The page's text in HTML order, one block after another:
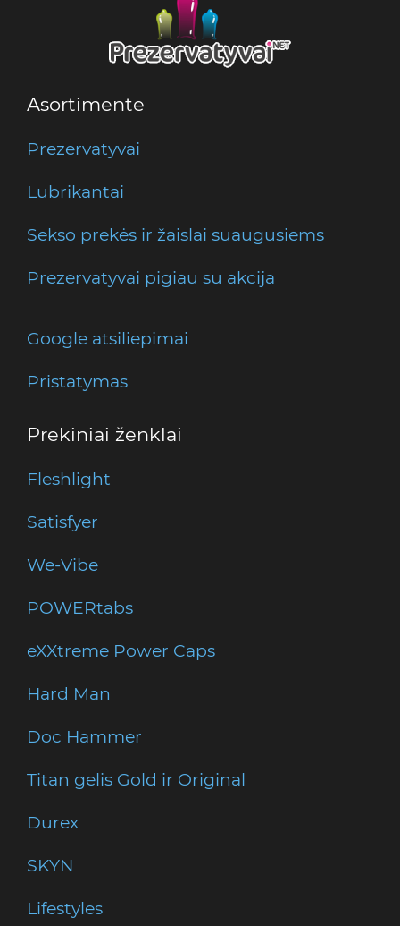
Asortimente
Prezervatyvai
Lubrikantai
Sekso prekės ir žaislai suaugusiems
Prezervatyvai pigiau su akcija
Google atsiliepimai
Pristatymas
Prekiniai ženklai
Fleshlight
Satisfyer
We-Vibe
POWERtabs
eXXtreme Power Caps
Hard Man
Doc Hammer
Titan gelis Gold ir Original
Durex
SKYN
Lifestyles